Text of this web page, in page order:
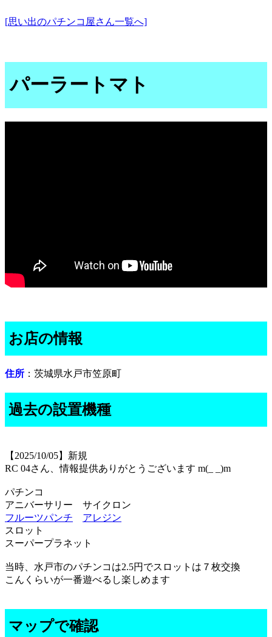
[思い出のパチンコ屋さん一覧へ]
パーラートマト
お店の情報
住所 ：茨城県水戸市笠原町
過去の設置機種
【2025/10/05】新規
RC 04さん、情報提供ありがとうございます m(_ _)m
パチンコ
アニバーサリー サイクロン
フルーツパンチ
アレジン
スロット
スーパープラネット
当時、水戸市のパチンコは2.5円でスロットは７枚交換
こんくらいが一番遊べるし楽しめます
マップで確認